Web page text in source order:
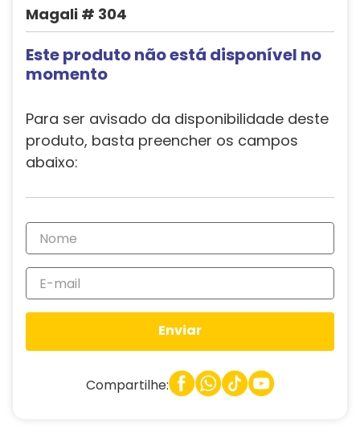
Magali # 304
Este produto não está disponível no
momento
Para ser avisado da disponibilidade deste
produto, basta preencher os campos
abaixo:
Enviar
Compartilhe: